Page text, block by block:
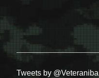
Tweets by @Veteraniba